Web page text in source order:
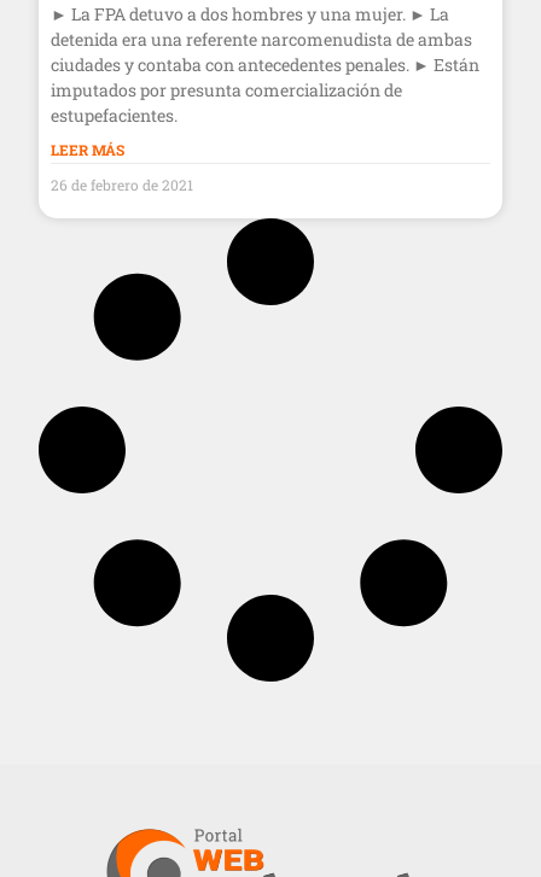
► La FPA detuvo a dos hombres y una mujer. ► La
detenida era una referente narcomenudista de ambas
ciudades y contaba con antecedentes penales. ► Están
imputados por presunta comercialización de
estupefacientes.
LEER MÁS
26 de febrero de 2021